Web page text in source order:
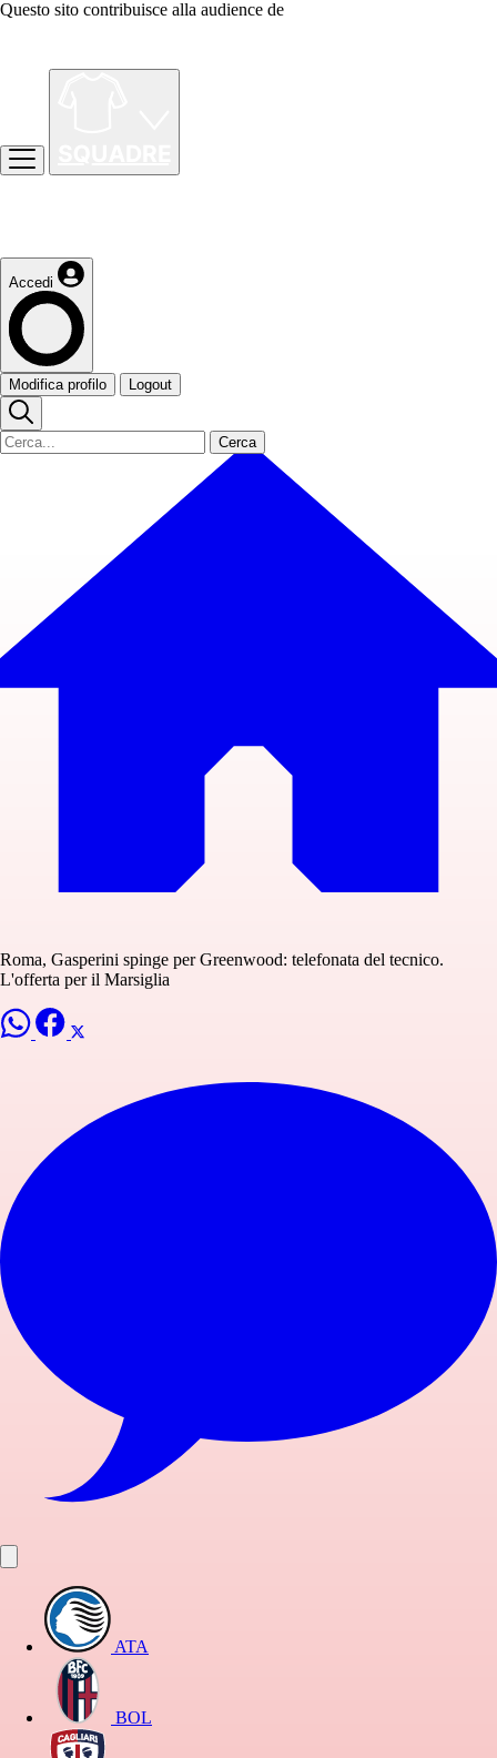
Questo sito contribuisce alla audience de
Accedi
Modifica profilo Logout
Cerca
Roma, Gasperini spinge per Greenwood: telefonata del tecnico.
L'offerta per il Marsiglia
ATA
BOL